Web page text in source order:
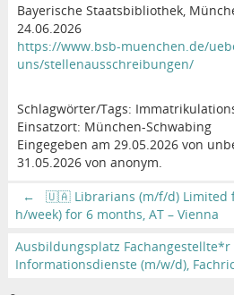
Bayerische Staatsbibliothek,
24.06.2026
https://www.bsb-muenchen.de/
uns/stellenausschreibungen/
Schlagwörter/Tags:
Einsatzort: München-Schwabing
Eingegeben am 29.05.2026 von
31.05.2026 von anonym.
←
🇺🇦 Librarians (m/f/d) Limited
h/week) for 6 months, AT – Vienna
Ausbildungsplatz
Informationsdienste (m/w/d),